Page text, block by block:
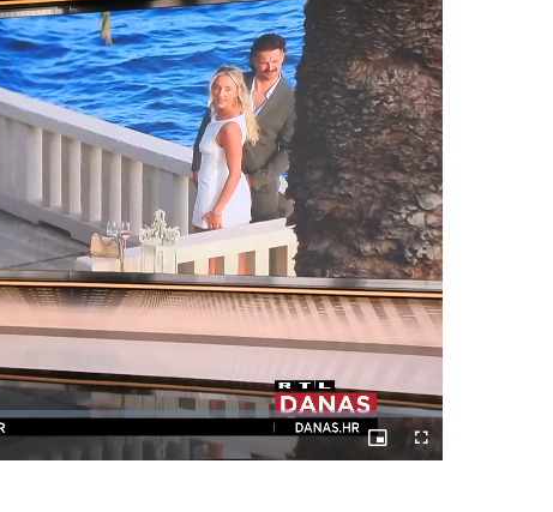
Picture-
in-
Fullscreen